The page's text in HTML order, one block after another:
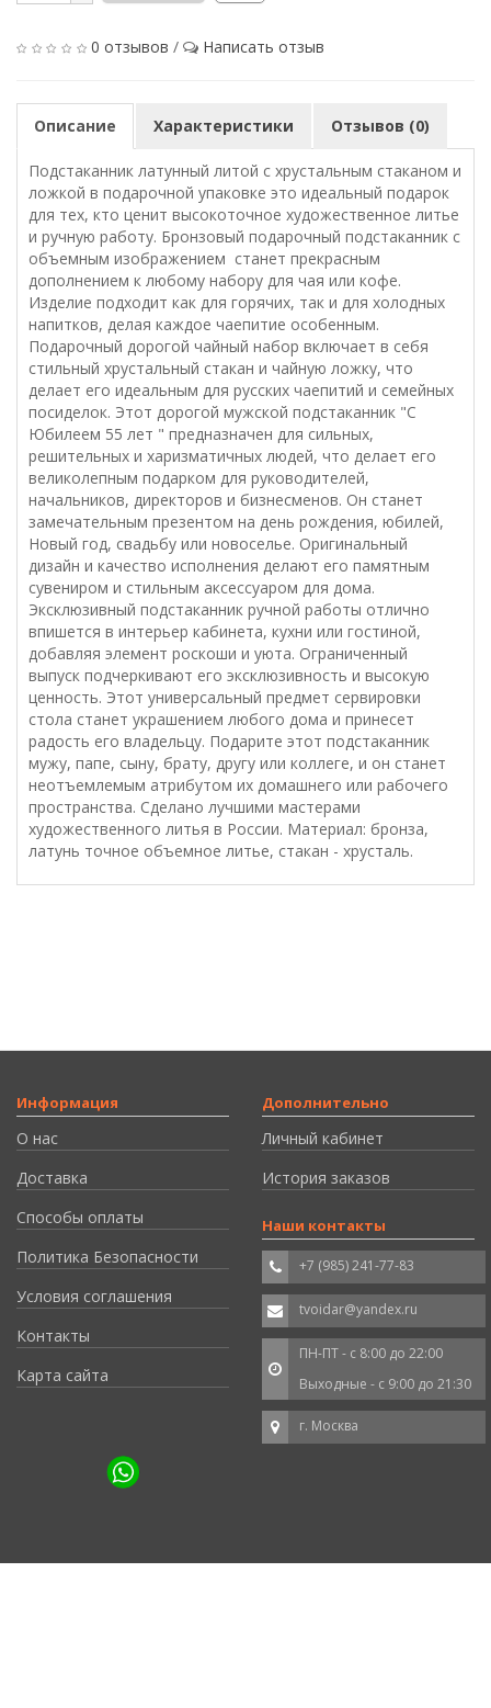
0 отзывов / Написать отзыв
Описание Характеристики Отзывов (0)
Подстаканник латунный литой с хрустальным стаканом и
ложкой в подарочной упаковке это идеальный подарок
для тех, кто ценит высокоточное художественное литье
и ручную работу. Бронзовый подарочный подстаканник с
объемным изображением станет прекрасным
дополнением к любому набору для чая или кофе.
Изделие подходит как для горячих, так и для холодных
напитков, делая каждое чаепитие особенным.
Подарочный дорогой чайный набор включает в себя
стильный хрустальный стакан и чайную ложку, что
делает его идеальным для русских чаепитий и семейных
посиделок. Этот дорогой мужской подстаканник "С
Юбилеем 55 лет " предназначен для сильных,
решительных и харизматичных людей, что делает его
великолепным подарком для руководителей,
начальников, директоров и бизнесменов. Он станет
замечательным презентом на день рождения, юбилей,
Новый год, свадьбу или новоселье. Оригинальный
дизайн и качество исполнения делают его памятным
сувениром и стильным аксессуаром для дома.
Эксклюзивный подстаканник ручной работы отлично
впишется в интерьер кабинета, кухни или гостиной,
добавляя элемент роскоши и уюта. Ограниченный
выпуск подчеркивают его эксклюзивность и высокую
ценность. Этот универсальный предмет сервировки
стола станет украшением любого дома и принесет
радость его владельцу. Подарите этот подстаканник
мужу, папе, сыну, брату, другу или коллеге, и он станет
неотъемлемым атрибутом их домашнего или рабочего
пространства. Сделано лучшими мастерами
художественного литья в России. Материал: бронза,
латунь точное объемное литье, стакан - хрусталь.
Информация
О нас
Доставка
Способы оплаты
Политика Безопасности
Условия соглашения
Контакты
Карта сайта
Дополнительно
Личный кабинет
История заказов
Наши контакты
+7 (985) 241-77-83
tvoidar@yandex.ru
ПН-ПТ - с 8:00 до 22:00
Выходные - с 9:00 до 21:30
г. Москва